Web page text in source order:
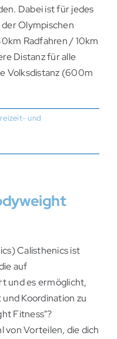
Dabei ist für jedes
Olympischen
Radfahren / 10km
Distanz für alle
Volksdistanz (600m
und
Calisthenics ist
auf
und es ermöglicht,
Koordination zu
Fitness"?
von Vorteilen, die dich